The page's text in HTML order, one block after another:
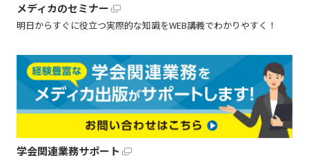
メディカのセミナー
明日からすぐに役立つ実際的な知識をWEB講義でわかりやすく！
学会関連業務サポート